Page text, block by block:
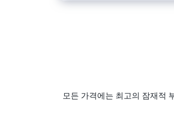
모든 가격에는 최고의 잠재적